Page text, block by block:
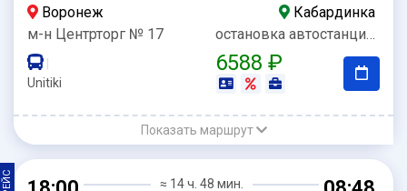
Воронеж
Кабардинка
м-н Центрторг № 17
остановка автостанция Кабардинка
Unitiki
6588 ₽
Показать маршрут
≈ 14 ч. 48 мин.